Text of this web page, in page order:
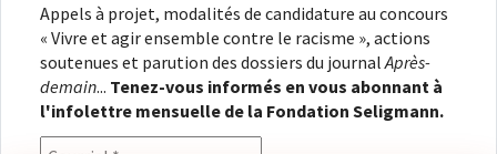
Appels à projet, modalités de candidature au concours
« Vivre et agir ensemble contre le racisme », actions
soutenues et parution des dossiers du journal Après-
demain... Tenez-vous informés en vous abonnant à
l'infolettre mensuelle de la Fondation Seligmann.